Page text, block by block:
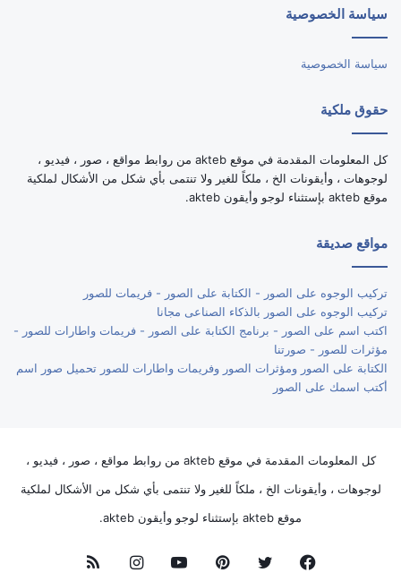
سياسة الخصوصية
سياسة الخصوصية
حقوق ملكية
كل المعلومات المقدمة في موقع akteb من روابط مواقع ، صور ، فيديو ،
لوجوهات ، وأيقونات الخ ، ملكاً للغير ولا تنتمى بأي شكل من الأشكال لملكية
موقع akteb بإستثناء لوجو وأيقون akteb.
مواقع صديقة
تركيب الوجوه على الصور - الكتابة على الصور - فريمات للصور
تركيب الوجوه على الصور بالذكاء الصناعى مجانا
اكتب اسم على الصور - برنامج الكتابة على الصور - فريمات واطارات للصور -
مؤثرات للصور - صورتنا
الكتابة على الصور ومؤثرات الصور وفريمات واطارات للصور تحميل صور اسم
أكتب اسمك على الصور
كل المعلومات المقدمة في موقع akteb من روابط مواقع ، صور ، فيديو ،
لوجوهات ، وأيقونات الخ ، ملكاً للغير ولا تنتمى بأي شكل من الأشكال لملكية
موقع akteb بإستثناء لوجو وأيقون akteb.
فيسبوك تويتر بينتيريستيوتيوبانستقرامملخص